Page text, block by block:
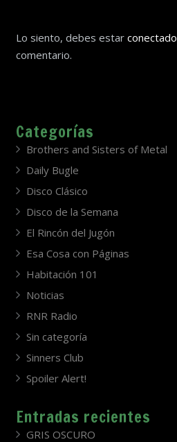
Lo siento, debes estar conectado
comentario.
Categorías
Brothers and Sisters of Metal
Daily Bugle
Disco Clásico
Disco de la Semana
El Rincón del Jugón
Esa Cosa con Páginas
Habitación 101
Noticias
RNR Radio
Sin categoría
Sinners Club
Spoiler Alert!
Entradas recientes
GRIS OSCURO